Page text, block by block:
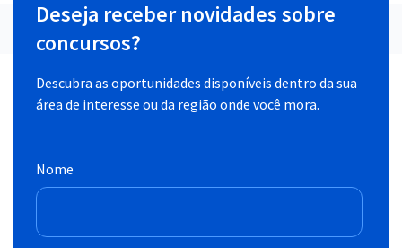
Deseja receber novidades sobre
concursos?
Descubra as oportunidades disponíveis dentro da sua
área de interesse ou da região onde você mora.
Nome